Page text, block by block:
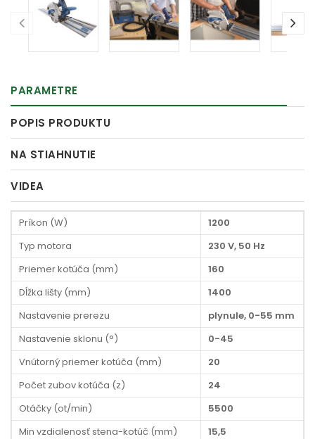
PARAMETRE
POPIS PRODUKTU
NA STIAHNUTIE
VIDEA
Príkon (W)
1200
Typ motora
230 V, 50 Hz
Priemer kotúča (mm)
160
Dĺžka lišty (mm)
1400
Nastavenie prerezu
plynule, 0-55 mm
Nastavenie sklonu (°)
0-45
Vnútorný priemer kotúča (mm)
20
Počet zubov kotúča (z)
24
Otáčky (ot/min)
5500
Min vzdialenosť stena-kotúč (mm)
15,5